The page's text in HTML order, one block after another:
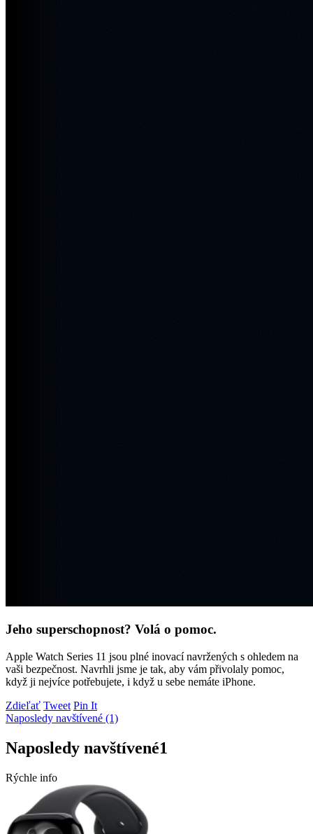
Jeho superschopnost? Volá o pomoc.
Apple Watch Series 11 jsou plné inovací navržených s ohledem na
vaši bezpečnost. Navrhli jsme je tak, aby vám přivolaly pomoc,
když ji nejvíce potřebujete, i když u sebe nemáte iPhone.
Zdieľať Tweet Pin It
Naposledy navštívené (1)
Naposledy navštívené1
Rýchle info